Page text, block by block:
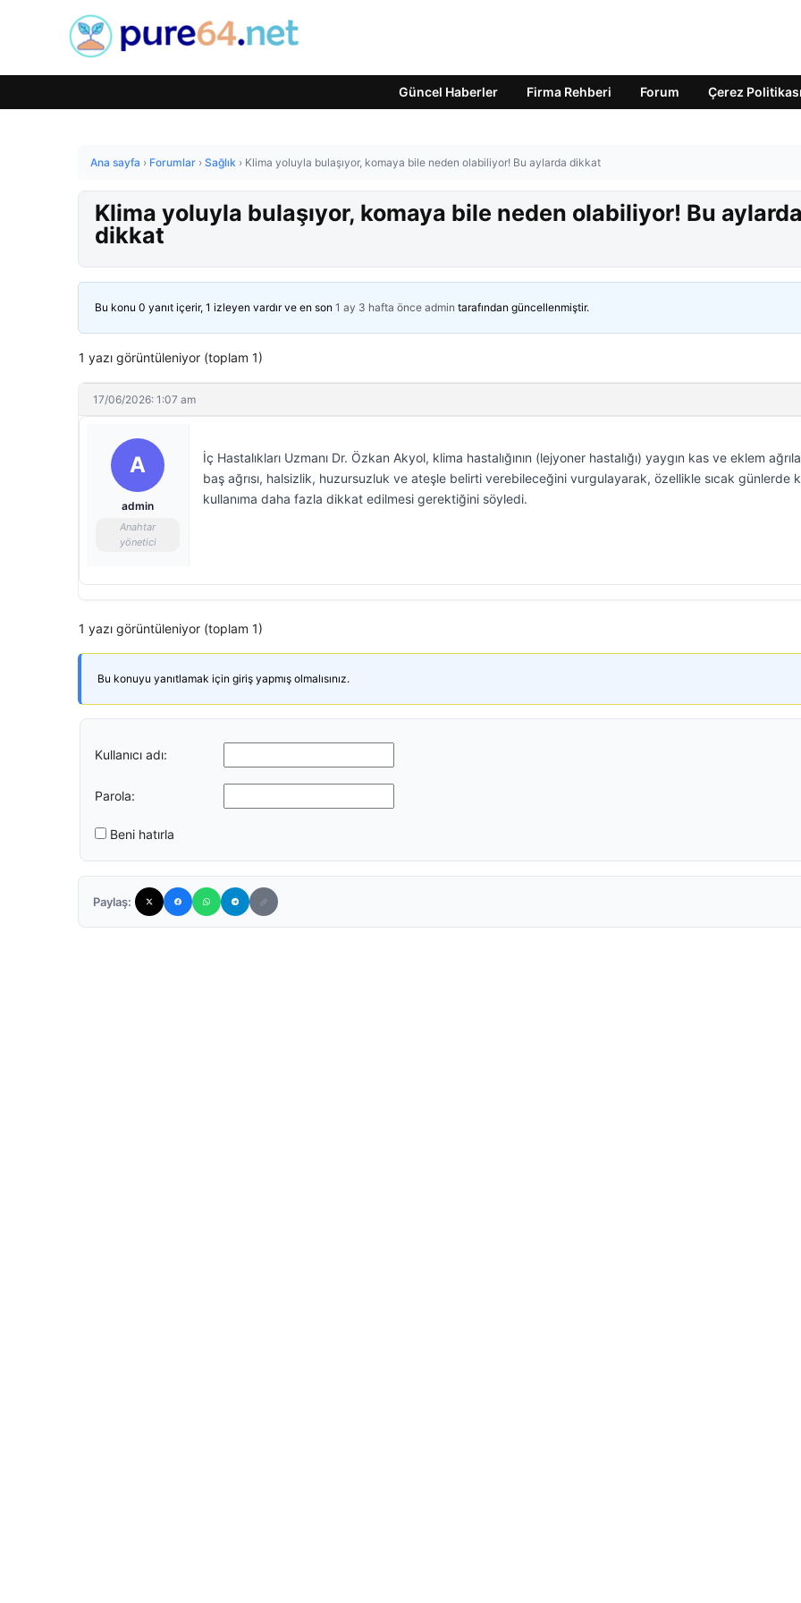
Güncel Haberler Firma Rehberi Forum Çerez Politikası
Ana sayfa › Forumlar › Sağlık › Klima yoluyla bulaşıyor, komaya bile neden olabiliyor! Bu aylarda dikkat
Klima yoluyla bulaşıyor, komaya bile neden olabiliyor! Bu aylarda
dikkat
Bu konu 0 yanıt içerir, 1 izleyen vardır ve en son 1 ay 3 hafta önce admin tarafından güncellenmiştir.
1 yazı görüntüleniyor (toplam 1)
17/06/2026: 1:07 am
A
admin
Anahtar
yönetici
İç Hastalıkları Uzmanı Dr. Özkan Akyol, klima hastalığının (lejyoner hastalığı) yaygın kas ve eklem
baş ağrısı, halsizlik, huzursuzluk ve ateşle belirti verebileceğini vurgulayarak, özellikle sıcak günlerde
kullanıma daha fazla dikkat edilmesi gerektiğini söyledi.
1 yazı görüntüleniyor (toplam 1)
Bu konuyu yanıtlamak için giriş yapmış olmalısınız.
Kullanıcı adı:
Parola:
Beni hatırla
Paylaş: